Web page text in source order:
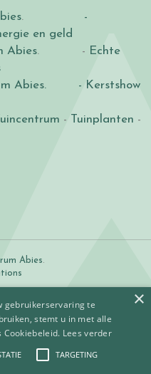
.
-
en geld
Abies. - Echte
Abies.
- Kerstshow
- Tuinplanten -
Abies.
×
gebruikerservaring te
stemt u in met alle
Cookiebeleid. Lees verder
TARGETING